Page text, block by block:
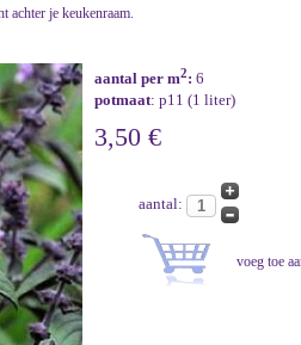
achter je keukenraam.
aantal per m2: 6
potmaat: p11 (1 liter)
3,50 €
aantal: